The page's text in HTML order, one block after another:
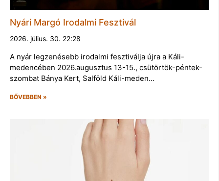
Nyári Margó Irodalmi Fesztivál
2026. július. 30. 22:28
A nyár legzenésebb irodalmi fesztiválja újra a Káli-
medencében 2026.augusztus 13-15., csütörtök-péntek-
szombat Bánya Kert, Salföld Káli-meden…
BŐVEBBEN »